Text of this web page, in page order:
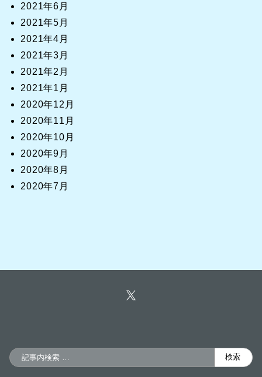
2021年6月
2021年5月
2021年4月
2021年3月
2021年2月
2021年1月
2020年12月
2020年11月
2020年10月
2020年9月
2020年8月
2020年7月
検
検索